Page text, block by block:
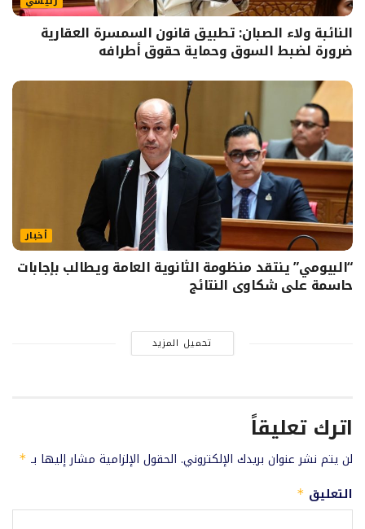
النائبة ولاء الصبان: تطبيق قانون السمسرة العقارية
ضرورة لضبط السوق وحماية حقوق أطرافه
أخبار
“البيومي” ينتقد منظومة الثانوية العامة ويطالب بإجابات
حاسمة على شكاوى النتائج
تحميل المزيد
اترك تعليقاً
لن يتم نشر عنوان بريدك الإلكتروني. الحقول الإلزامية مشار إليها بـ *
التعليق *